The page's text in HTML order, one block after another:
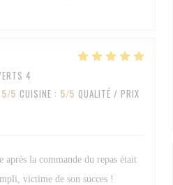
4
5/5 CUISINE : 5/5 QUALITÉ / PRIX
après la commande du repas était
victime de son succes !